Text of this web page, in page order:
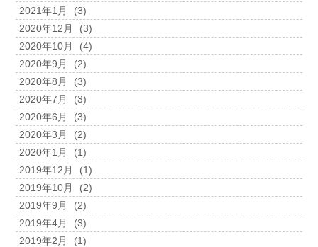
2021年1月
(3)
2020年12月
(3)
2020年10月
(4)
2020年9月
(2)
2020年8月
(3)
2020年7月
(3)
2020年6月
(3)
2020年3月
(2)
2020年1月
(1)
2019年12月
(1)
2019年10月
(2)
2019年9月
(2)
2019年4月
(3)
2019年2月
(1)